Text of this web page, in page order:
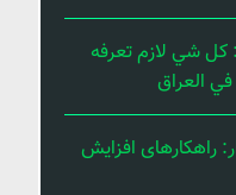
شي لازم تعرفه
في العراق
راهکارهای افزایش